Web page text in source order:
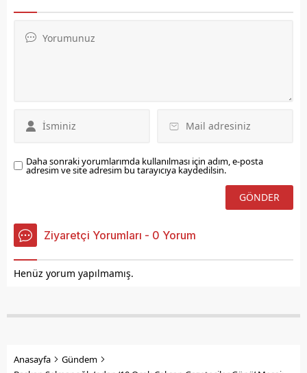
Yönetim Kurulunun
kullandı.
Daha sonraki yorumlarımda kullanılması için adım, e-posta
adresim ve site adresim bu tarayıcıya kaydedilsin.
Ziyaretçi Yorumları - 0 Yorum
Henüz yorum yapılmamış.
Anasayfa
Gündem